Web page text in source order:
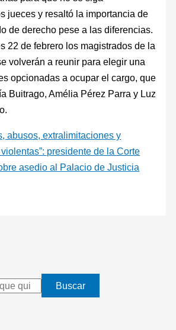
jueces y resaltó la importancia de
de derecho pese a las diferencias.
22 de febrero los magistrados de la
volverán a reunir para elegir una
opcionadas a ocupar el cargo, que
Buitrago, Amélia Pérez Parra y Luz
abusos, extralimitaciones y
presidente de la Corte
asedio al Palacio de Justicia
Buscar